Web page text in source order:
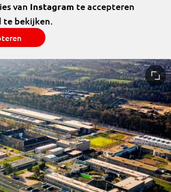
van Instagram te accepteren
te bekijken.